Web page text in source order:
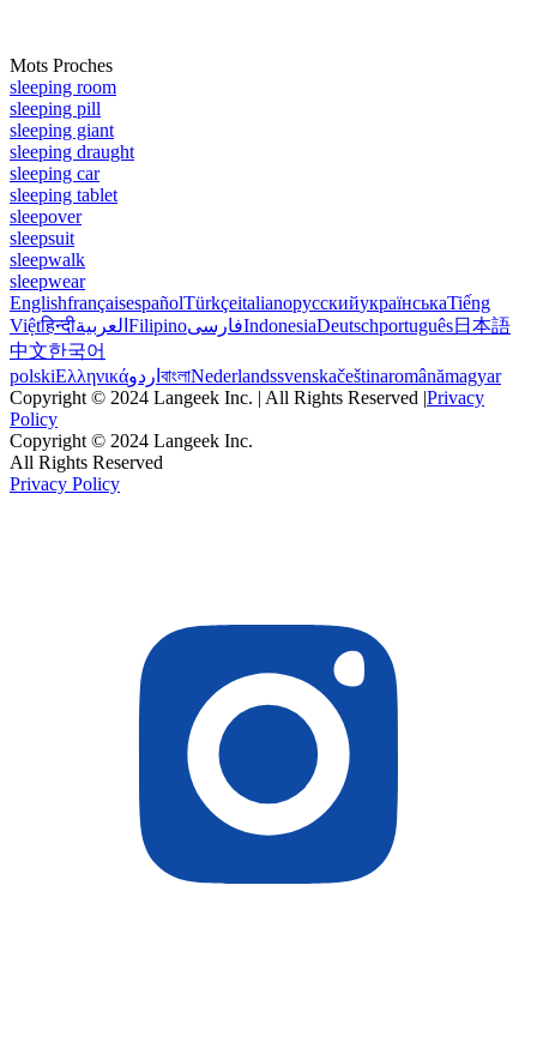
Mots Proches
sleeping room
sleeping pill
sleeping giant
sleeping draught
sleeping car
sleeping tablet
sleepover
sleepsuit
sleepwalk
sleepwear
EnglishfrançaisespañolTürkçeitalianoрусскийукраїнськаTiếng
Việtहिन्दीالعربية FilipinoفارسیIndonesiaDeutschportuguês日本語
中文한국어
polskiΕλληνικάاردو বাংলাNederlandssvenskačeštinaromânămagyar
Copyright © 2024 Langeek Inc. | All Rights Reserved |Privacy
Policy
Copyright © 2024 Langeek Inc.
All Rights Reserved
Privacy Policy